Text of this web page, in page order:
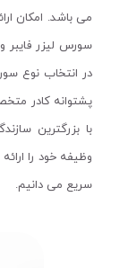
می باشد. امکان
سورس لیزر فایبر
در انتخاب نوع
پشتوانه کادر
با بزرگترین
وظیفه خود را
سریع می دانیم.